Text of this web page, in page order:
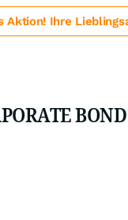
Aktion! Ihre